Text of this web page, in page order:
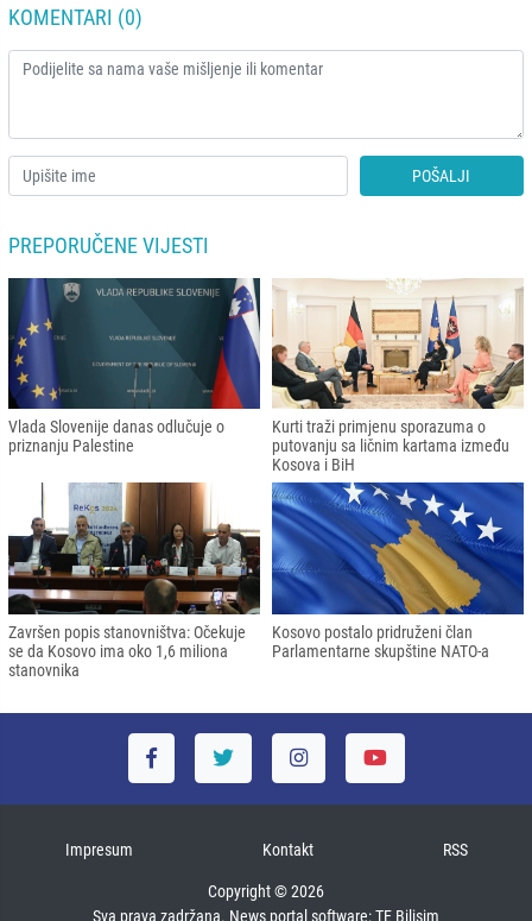
KOMENTARI (0)
POŠALJI
PREPORUČENE VIJESTI
Vlada Slovenije danas odlučuje o
priznanju Palestine
Kurti traži primjenu sporazuma o
putovanju sa ličnim kartama između
Kosova i BiH
Završen popis stanovništva: Očekuje
se da Kosovo ima oko 1,6 miliona
stanovnika
Kosovo postalo pridruženi član
Parlamentarne skupštine NATO-a
Impresum Kontakt RSS
Copyright © 2026
Sva prava zadržana. News portal software:TE Bilişim